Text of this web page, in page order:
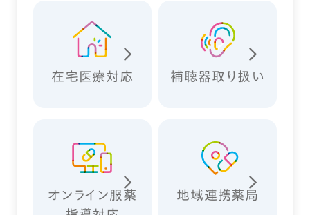
在宅医療対応 補聴器取り扱い
オンライン服薬
地域連携薬局